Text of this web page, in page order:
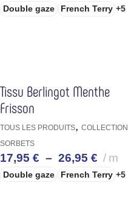
Double gaze French Terry +5
Tissu Berlingot Menthe
Frisson
TOUS LES PRODUITS, COLLECTION
SORBETS
17,95 € – 26,95 € m
Double gaze French Terry +5